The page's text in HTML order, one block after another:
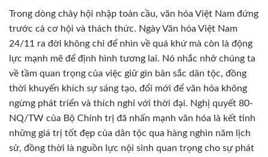
Trong dòng chảy hội nhập toàn cầu, văn hóa Việt Nam đứng
trước cả cơ hội và thách thức. Ngày Văn hóa Việt Nam
24/11 ra đời không chỉ để nhìn về quá khứ mà còn là động
lực mạnh mẽ để định hình tương lai. Nó nhắc nhở chúng ta
về tầm quan trọng của việc giữ gìn bản sắc dân tộc, đồng
thời khuyến khích sự sáng tạo, đổi mới để văn hóa không
ngừng phát triển và thích nghi với thời đại. Nghị quyết 80-
NQ/TW của Bộ Chính trị đã nhấn mạnh văn hóa là kết tinh
những giá trị tốt đẹp của dân tộc qua hàng nghìn năm lịch
sử, đồng thời là nguồn lực nội sinh quan trọng cho sự phát